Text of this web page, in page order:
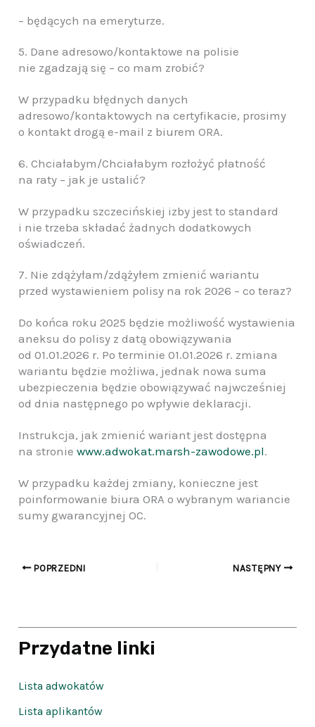
– będących na emeryturze.
5. Dane adresowo/kontaktowe na polisie
nie zgadzają się – co mam zrobić?
W przypadku błędnych danych
adresowo/kontaktowych na certyfikacie, prosimy
o kontakt drogą e-mail z biurem ORA.
6. Chciałabym/Chciałabym rozłożyć płatność
na raty – jak je ustalić?
W przypadku szczecińskiej izby jest to standard
i nie trzeba składać żadnych dodatkowych
oświadczeń.
7. Nie zdążyłam/zdążyłem zmienić wariantu
przed wystawieniem polisy na rok 2026 – co teraz?
Do końca roku 2025 będzie możliwość wystawienia
aneksu do polisy z datą obowiązywania
od 01.01.2026 r. Po terminie 01.01.2026 r. zmiana
wariantu będzie możliwa, jednak nowa suma
ubezpieczenia będzie obowiązywać najwcześniej
od dnia następnego po wpływie deklaracji.
Instrukcja, jak zmienić wariant jest dostępna
na stroniewww.adwokat.marsh-zawodowe.pl.
W przypadku każdej zmiany, konieczne jest
poinformowanie biura ORA o wybranym wariancie
sumy gwarancyjnej OC.
POPRZEDNI NASTĘPNY
Przydatne linki
Lista adwokatów
Lista aplikantów